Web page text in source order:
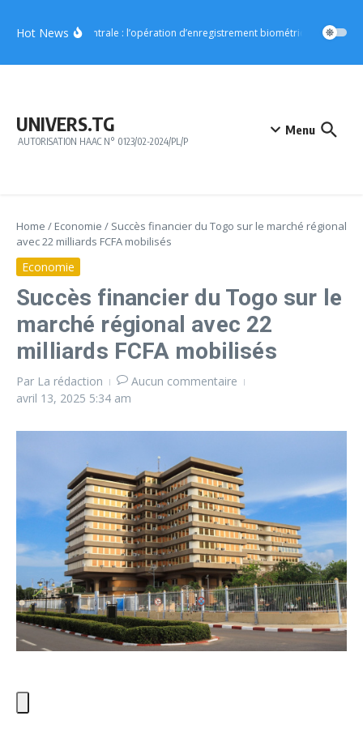
Hot News
Région Centrale : l’opération d’enregistrement biométrique démarre
UNIVERS.TG
AUTORISATION HAAC N° 0123/02-2024/PL/P
Menu
Home / Economie / Succès financier du Togo sur le marché régional
avec 22 milliards FCFA mobilisés
Economie
Succès financier du Togo sur le
marché régional avec 22
milliards FCFA mobilisés
Par La rédaction
Aucun commentaire
avril 13, 2025 5:34 am